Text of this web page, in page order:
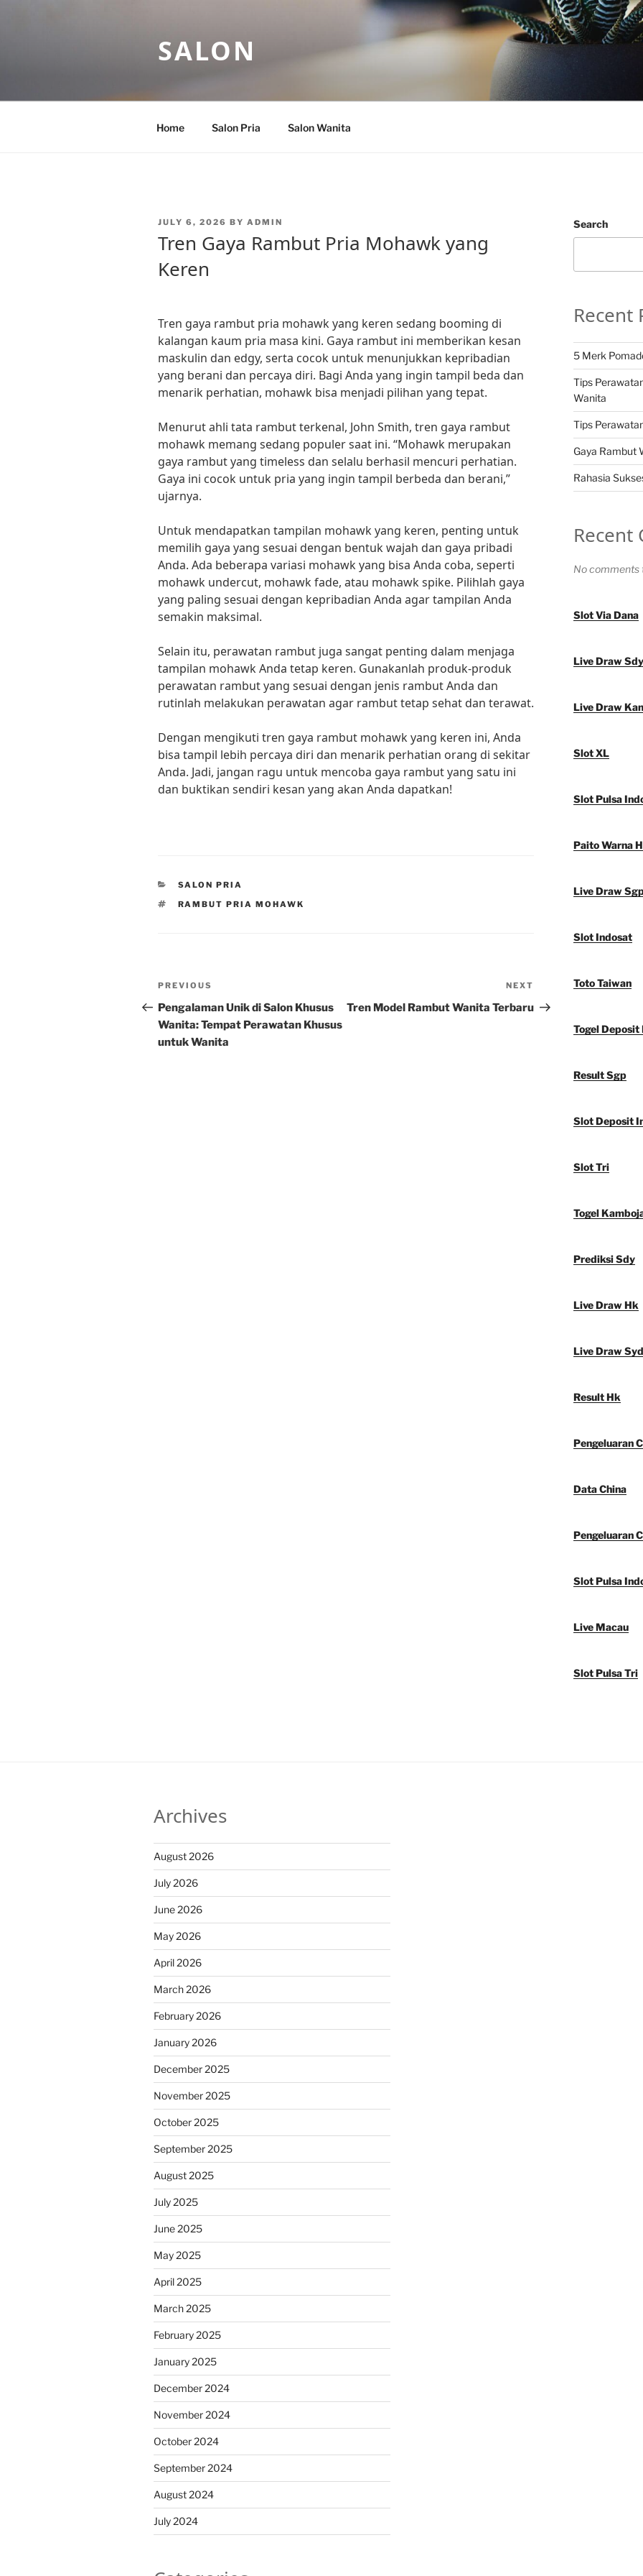
SALON
Home Salon Pria Salon Wanita
POSTED
JULY 6, 2026 BY ADMIN
Tren Gaya Rambut Pria Mohawk yang
Keren
Tren gaya rambut pria mohawk yang keren sedang booming di
kalangan kaum pria masa kini. Gaya rambut ini memberikan kesan
maskulin dan edgy, serta cocok untuk menunjukkan kepribadian
yang berani dan percaya diri. Bagi Anda yang ingin tampil beda dan
menarik perhatian, mohawk bisa menjadi pilihan yang tepat.
Menurut ahli tata rambut terkenal, John Smith, tren gaya rambut
mohawk memang sedang populer saat ini. “Mohawk merupakan
gaya rambut yang timeless dan selalu berhasil mencuri perhatian.
Gaya ini cocok untuk pria yang ingin tampil berbeda dan berani,”
ujarnya.
Untuk mendapatkan tampilan mohawk yang keren, penting untuk
memilih gaya yang sesuai dengan bentuk wajah dan gaya pribadi
Anda. Ada beberapa variasi mohawk yang bisa Anda coba, seperti
mohawk undercut, mohawk fade, atau mohawk spike. Pilihlah gaya
yang paling sesuai dengan kepribadian Anda agar tampilan Anda
semakin maksimal.
Selain itu, perawatan rambut juga sangat penting dalam menjaga
tampilan mohawk Anda tetap keren. Gunakanlah produk-produk
perawatan rambut yang sesuai dengan jenis rambut Anda dan
rutinlah melakukan perawatan agar rambut tetap sehat dan terawat.
Dengan mengikuti tren gaya rambut mohawk yang keren ini, Anda
bisa tampil lebih percaya diri dan menarik perhatian orang di sekitar
Anda. Jadi, jangan ragu untuk mencoba gaya rambut yang satu ini
dan buktikan sendiri kesan yang akan Anda dapatkan!
CATEGORIES
SALON PRIA
TAGS
RAMBUT PRIA MOHAWK
Post
navigation
Previous
Post
PREVIOUS
Pengalaman Unik di Salon Khusus
Wanita: Tempat Perawatan Khusus
untuk Wanita
Post
NEXT
Tren Model Rambut Wanita Terbaru
Search
Recent
5 Merk
Tips
Wanita
Tips
Gaya Rambut
Rahasia
Recent
No comments
Slot Via Dana
Live Draw Sdy
Live Draw
Slot XL
Slot Pulsa
Paito Warna
Live Draw
Slot Indosat
Toto Taiwan
Togel Deposit
Result Sgp
Slot Deposit
Slot Tri
Togel
Prediksi Sdy
Live Draw Hk
Live Draw
Result Hk
Pengeluaran
Data China
Pengeluaran
Slot Pulsa
Live Macau
Slot Pulsa Tri
Archives
August 2026
July 2026
June 2026
May 2026
April 2026
March 2026
February 2026
January 2026
December 2025
November 2025
October 2025
September 2025
August 2025
July 2025
June 2025
May 2025
April 2025
March 2025
February 2025
January 2025
December 2024
November 2024
October 2024
September 2024
August 2024
July 2024